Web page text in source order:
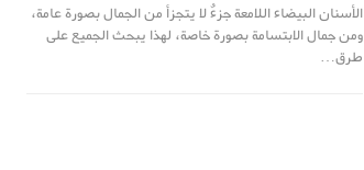
الأسنان البيضاء اللامعة جزءٌ لا يتجزأ من الجمال بصورة عامة،
ومن جمال الابتسامة بصورة خاصة، لهذا يبحث الجميع على
طرق…